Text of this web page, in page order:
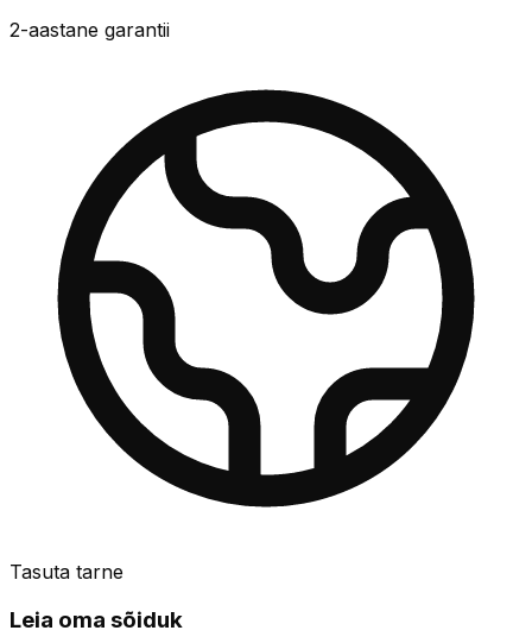
2-aastane garantii
Tasuta tarne
Leia oma sõiduk